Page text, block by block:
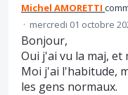
Michel AMORETTI
· mercredi 01 octobre
Bonjour,
Oui j'ai vu la maj, et
Moi j'ai l'habitude,
les gens normaux.